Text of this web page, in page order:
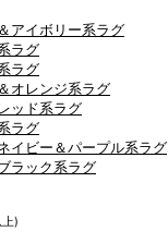
アイボリー系ラグ
ラグ
ラグ
オレンジ系ラグ
ッド系ラグ
ラグ
イビー＆パープル系ラグ
ラック系ラグ
)